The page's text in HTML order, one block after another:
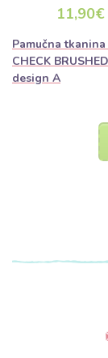
Pamučna tkanina
CHECK
design A